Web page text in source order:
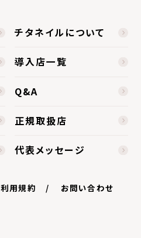
チタネイルについて
導入店一覧
Q&A
正規取扱店
代表メッセージ
利用規約 お問い合わせ